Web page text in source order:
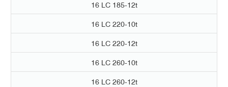
16 LC 185-12t
16 LC 220-10t
16 LC 220-12t
16 LC 260-10t
16 LC 260-12t